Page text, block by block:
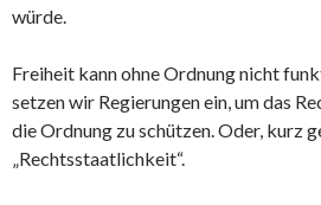
würde.
Freiheit kann ohne Ordnung nicht
setzen wir Regierungen ein, um das
die Ordnung zu schützen. Oder, kurz
„Rechtsstaatlichkeit“.